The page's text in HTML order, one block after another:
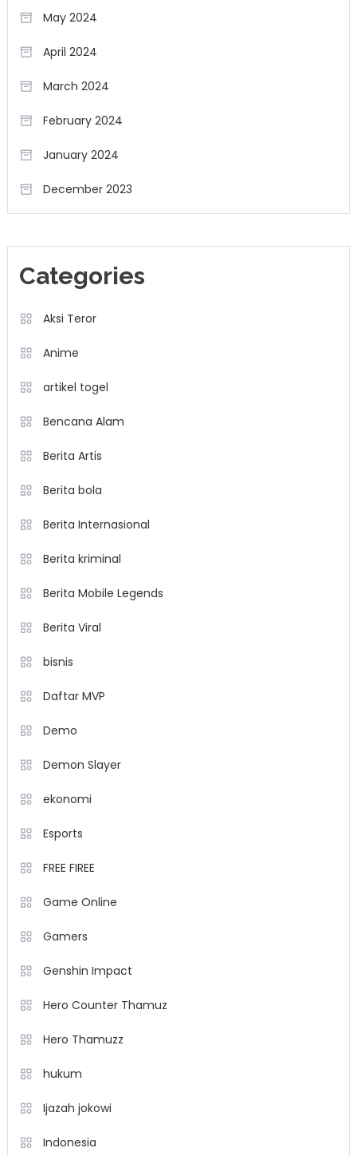
May 2024
April 2024
March 2024
February 2024
January 2024
December 2023
Categories
Aksi Teror
Anime
artikel togel
Bencana Alam
Berita Artis
Berita bola
Berita Internasional
Berita kriminal
Berita Mobile Legends
Berita Viral
bisnis
Daftar MVP
Demo
Demon Slayer
ekonomi
Esports
FREE FIREE
Game Online
Gamers
Genshin Impact
Hero Counter Thamuz
Hero Thamuzz
hukum
Ijazah jokowi
Indonesia